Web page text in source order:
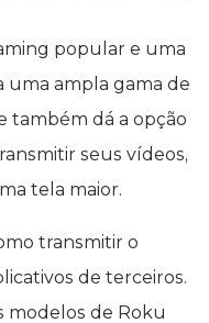
popular e uma
uma ampla gama de
também dá a opção
seus vídeos,
tela maior.
transmitir o
de terceiros.
modelos de Roku